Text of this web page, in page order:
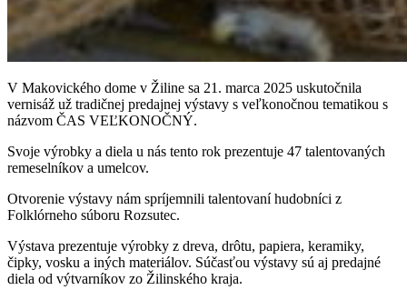
V Makovického dome v Žiline sa 21. marca 2025 uskutočnila
vernisáž už tradičnej predajnej výstavy s veľkonočnou tematikou s
názvom ČAS VEĽKONOČNÝ.
Svoje výrobky a diela u nás tento rok prezentuje 47 talentovaných
remeselníkov a umelcov.
Otvorenie výstavy nám spríjemnili talentovaní hudobníci z
Folklórneho súboru Rozsutec.
Výstava prezentuje výrobky z dreva, drôtu, papiera, keramiky,
čipky, vosku a iných materiálov. Súčasťou výstavy sú aj predajné
diela od výtvarníkov zo Žilinského kraja.